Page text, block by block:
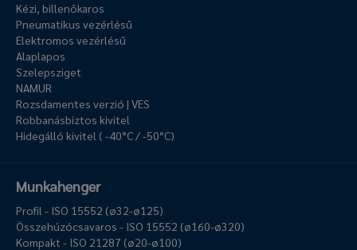
Kézi, billenőkaros
Pneumatikus vezérlésű
Elektromos vezérlésű
Alaplapos
Szelepsziget
NAMUR
Rozsdamentes verzió | VES
Robbanásbiztos kivitel
Hidegálló kivitel ( -40°C / -50°C)
Munkahenger
Profil - ISO 15552 (ø32-ø125)
Összehúzócsavaros - ISO 15552 (ø160-ø320)
Kompakt - ISO 21287 (ø20-ø100)